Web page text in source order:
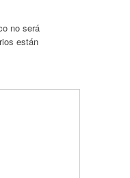
no será
están